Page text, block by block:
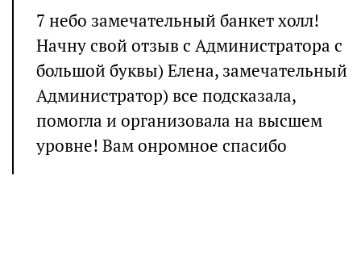
7 небо замечательный банкет холл!
Начну свой отзыв с Администратора с
большой буквы) Елена, замечательный
Администратор) все подсказала,
помогла и организовала на высшем
уровне! Вам онромное спасибо